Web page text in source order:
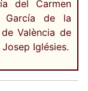
del Carmen
García de la
València de
Iglésies.